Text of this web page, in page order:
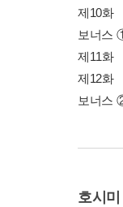
제10화
보너스
제11화
제12화
보너스
호시